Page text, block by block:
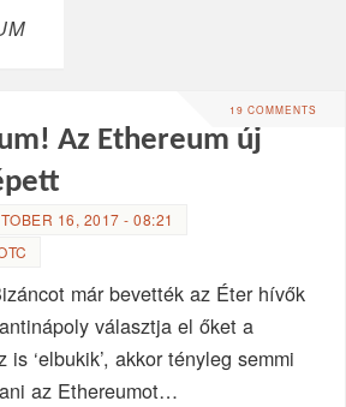
19 COMMENTS
Az Ethereum új
16, 2017 - 08:21
már bevették az Éter hívők
választja el őket a
‘elbukik’, akkor tényleg semmi
az Ethereumot…